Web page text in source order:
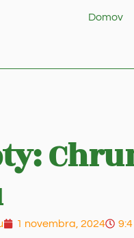
Domov
1 novembra, 2024